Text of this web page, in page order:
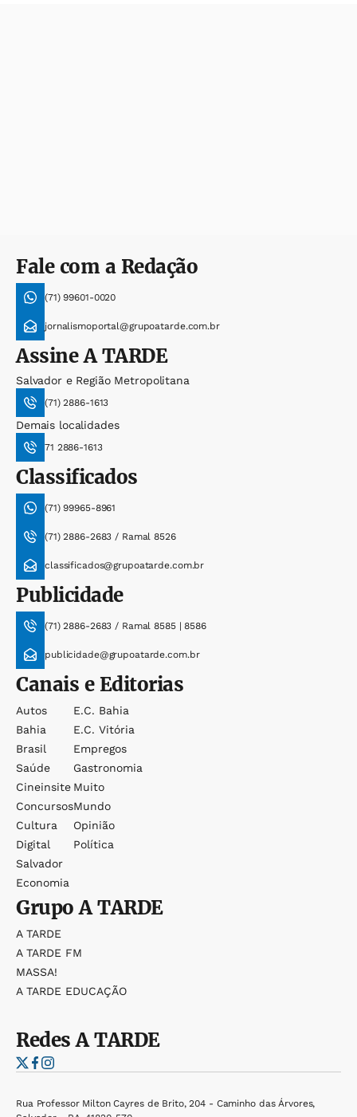
Fale com a Redação
(71) 99601-0020
jornalismoportal@grupoatarde.com.br
AssineA TARDE
Salvador e Região Metropolitana
(71) 2886-1613
Demais localidades
71 2886-1613
Classificados
(71) 99965-8961
(71) 2886-2683 / Ramal 8526
classificados@grupoatarde.com.br
Publicidade
(71) 2886-2683 / Ramal 8585 | 8586
publicidade@grupoatarde.com.br
Canais e Editorias
Autos
Bahia
Brasil
Saúde
Cineinsite
Concursos
Cultura
Digital
Salvador
Economia
E.c. Bahia
E.c. Vitória
Empregos
Gastronomia
Muito
Mundo
Opinião
Política
GrupoA TARDE
A TARDE
A TARDE FM
MASSA!
A TARDE EDUCAÇÃO
RedesA TARDE
Rua Professor Milton Cayres de Brito, 204 - Caminho das Árvores,